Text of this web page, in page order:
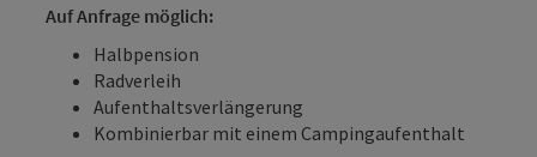
Auf Anfrage möglich:
Halbpension
Radverleih
Aufenthaltsverlängerung
Kombinierbar mit einem Campingaufenthalt